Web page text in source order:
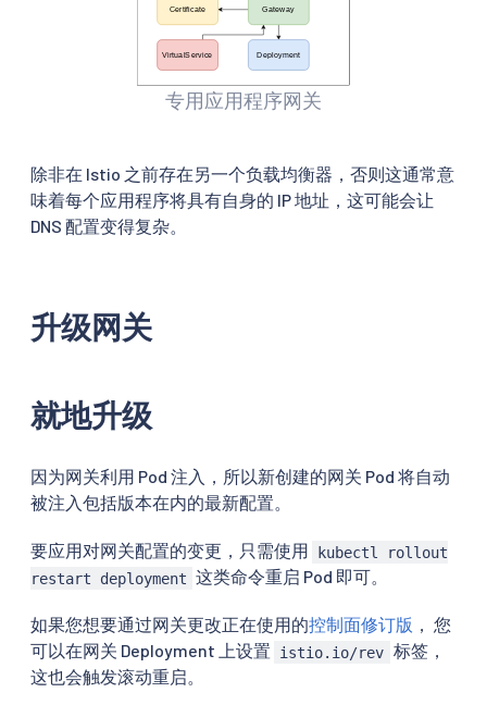
专用应用程序网关
除非在 Istio 之前存在另一个负载均衡器，否则这通常意
味着每个应用程序将具有自身的 IP 地址，这可能会让
DNS 配置变得复杂。
升级网关
就地升级
因为网关利用 Pod 注入，所以新创建的网关 Pod 将自动
被注入包括版本在内的最新配置。
要应用对网关配置的变更，只需使用
kubectl rollout
restart deployment 这类命令重启 Pod 即可。
如果您想要通过网关更改正在使用的控制面修订版 ， 您
可以在网关 Deployment 上设置
istio.io/rev 标签，
这也会触发滚动重启。